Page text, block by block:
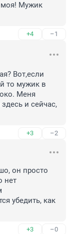
Мужик
+4 –1
Вот,если
то мужик в
Меня
и сейчас,
+3 –2
он просто
нет
убедить, как
+3 –0